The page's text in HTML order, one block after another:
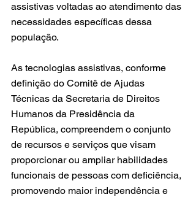
assistivas voltadas ao atendimento das
necessidades específicas dessa
população.
As tecnologias assistivas, conforme
definição do Comitê de Ajudas
Técnicas da Secretaria de Direitos
Humanos da Presidência da
República, compreendem o conjunto
de recursos e serviços que visam
proporcionar ou ampliar habilidades
funcionais de pessoas com deficiência,
promovendo maior independência e